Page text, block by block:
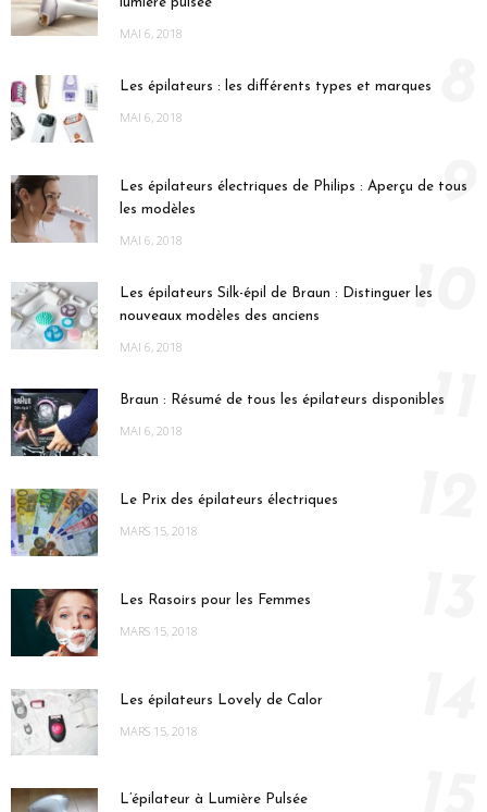
lumière pulsée
MAI 6, 2018
Les épilateurs : les différents types et marques
MAI 6, 2018
Les épilateurs électriques de Philips : Aperçu de tous
les modèles
MAI 6, 2018
9
Les épilateurs Silk-épil de Braun : Distinguer les
nouveaux modèles des anciens
MAI 6, 2018
10
Braun : Résumé de tous les épilateurs disponibles
MAI 6, 2018 11
Le Prix des épilateurs électriques
MARS 15, 2018
Les Rasoirs pour les Femmes
MARS 15, 2018
Les épilateurs Lovely de Calor
MARS 15, 2018
L’épilateur à Lumière Pulsée